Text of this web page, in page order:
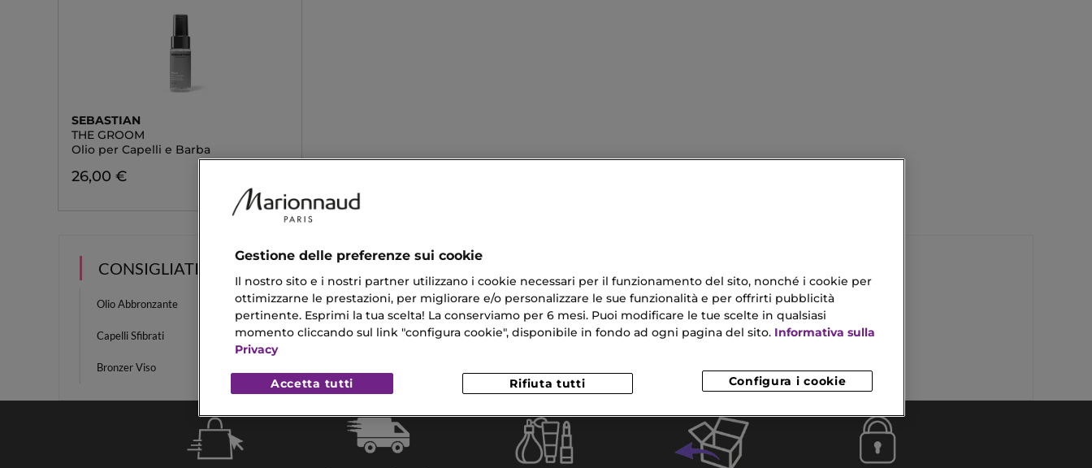
SEBASTIAN
THE GROOM
Olio per Capelli e Barba
26,00 €
CONSIGLIATI PER TE
Olio Abbronzante Gloss Capelli Forfora Capelli Capelli Grassi
Capelli Sfibrati Danni Da Sole Cosmetici Lusso Profumi Lampone
Bronzer Viso
Gestione delle preferenze sui cookie
Il nostro sito e i nostri partner utilizzano i cookie necessari per il funzionamento del sito, nonché i cookie per
ottimizzarne le prestazioni, per migliorare e/o personalizzare le sue funzionalità e per offrirti pubblicità
pertinente. Esprimi la tua scelta! La conserviamo per 6 mesi. Puoi modificare le tue scelte in qualsiasi
momento cliccando sul link "configura cookie", disponibile in fondo ad ogni pagina del sito. Informativa sulla
Privacy
Configura i cookie
Rifiuta tutti
Accetta tutti